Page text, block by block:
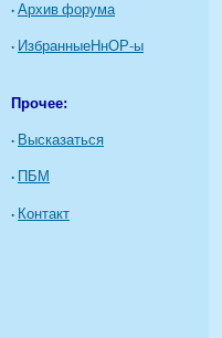
·Архив форума
· ИзбранныеНнОР-ы
Прочее:
· Высказаться
· ПБМ
· Контакт